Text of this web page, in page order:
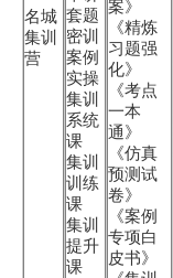
名城
集训
营
套题
密训
案例
实操
集训
系统
课
集训
训练
课
集训
提升
课
案》
《精炼
习题强
化》
《考点
一本
通》
《仿真
预测试
卷》
《案例
专项白
皮书》